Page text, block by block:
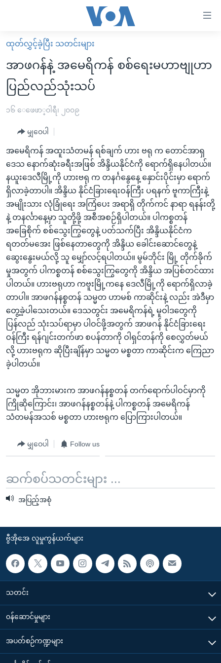
လွယ်ကူ
စေ
သည့်
Link
များ
အကြောင်းအရာ
ကြည့်
ရန်
စာမျက်နှာ
ကျော်
ရှာဖွေ
ရန်
နေရာ
ကျော်
မူလစာမျက်နှာ
မြန်မာ
ကမ္ဘာ့သတင်းများ
အစ္စရေး-ပါလက်စတိုင်း
ဗွီဒီယို
ရပ်ဝန်းတခု လမ်းတခု အလွန်
အင်္ဂလိပ်စာလေ့လာမယ်
အမေရိကန်သုံးအီဒီယံ
မကြေးမုံရဲ့ အင်္ဂလိပ်စာ
ရုပ်ရှင်ထဲက အင်္ဂလိပ်စာ
သုတပဒေသာ အင်္ဂလိပ်စာ
အပတ်စဉ်ကဏ္ဍများ
ရေဒီယို
တီဗွီ
ရေဒီယိုနှင့်ရုပ်သံ အချက်အလက်များ
ရေဒီယို/တီဗွီအစီအစဉ်
Learning English
ဗွီအိုအေ လူမှုကွန်ယက်များ
ဘာသာစကားများ
ထုတ်လွှင့်ခဲ့ပြီး သတင်းများ
အာဖဂန်နဲ့ အမေရိကန် စစ်ရေးမဟာဗျုဟာ
ပြည်လည်သုံးသပ်
၁၆ ေဖေဖာ္၀ါရီ၊ ၂၀၀၉
မျှဝေပါ
အမေရိကန် အထူးသံတမန် ရစ်ချက် ဟား ဗရု က တောင်အာရှ
ဒေသ နောက်ဆုံးခရီးအဖြစ် အိန္ဒိယနိုင်ငံကို ရောက်ရှိနေပါတယ်။
နယူးဒေလီမြို့ကို ဟားဗရု က တနင်္ဂနွေနေ့ နှောင်းပိုင်းမှာ ရောက်
ရှိလာခဲ့တာပါ။ အိန္ဒိယ နိုင်ငံခြားရေးဝန်ကြီး ပရနက် ဗူကာကြီးနဲ့
အမျိုးသား လုံခြုံရေး အကြံပေး အရာရှိ တိုက်ကင် နာရာ ရနန်းတို့
နဲ့ တနင်္လာနေ့မှာ သူတို့ဖို့ အစီအစဉ်ရှိပါတယ်။ ပါကစ္စတန်
အခြေစိုက် စစ်သွေးကြွတွေနဲ့ ပတ်သက်ပြီး အိန္ဒိယနိုင်ငံက
ရတတ်မအေး ဖြစ်နေတာတွေကို အိန္ဒိယ ခေါင်းဆောင်တွေနဲ့
ဆွေးနွေးမယ်လို့ သူ မျှော်လင့်ရပါတယ်။ မွမ်ဘိုင်း မြို့ တိုက်ခိုက်
မှုအတွက် ပါကစ္စတန် စစ်သွေးကြွတွေကို အိန္ဒိယ အပြစ်တင်ထား
ပါတယ်။ ဟားဗရုဟာ ကဗူးမြို့ကနေ ဒေလီမြို့ကို ရောက်ရှိလာခဲ့
တာပါ။ အာဖဂန်နစ္စတန် သမ္မတ ဟာမစ် ကာဆိုင်းနဲ့ လည်း အဲဒီမှာ
တွေ့ခဲ့ပါသေးတယ်။ ဒေသတွင်း အမေရိကန်ရဲ့ မူဝါဒတွေကို
ပြန်လည် သုံးသပ်ရာမှာ ပါဝင်ဖို့အတွက် အာဖဂန် နိုင်ငံခြားရေး
ဝန်ကြီး ရန်ဂျင်းတက်ဖာ စပန်တာကို ဝါရှင်တန်ကို စေလွှတ်မယ်
လို့ ဟားဗရုက ဆိုပြီးချိန်မှာ သမ္မတ မစ္စတာ ကာဆိုင်းက ကြေညာ
ခဲ့ပါတယ်။
သမ္မတ အိုဘားမားက အာဖဂန်နစ္စတန် တက်ရောက်ပါဝင်မှာကို
ကြိုဆိုကြောင်း၊ အာဖဂန်နစ္စတန်နဲ့ ပါကစ္စတန် အမေရိကန်
သံတမန်အသစ် မစ္စတာ ဟားဗရုက ပြောကြားပါတယ်။
မျှဝေပါ Follow us
ဆက်စပ်သတင်းများ ...
အပြည့်အစုံ
ဗွီအိုအေ လူမှုကွန်ယက်များ
သတင်း
၀န်ဆောင်မှုများ
အပတ်စဉ်ကဏ္ဍများ